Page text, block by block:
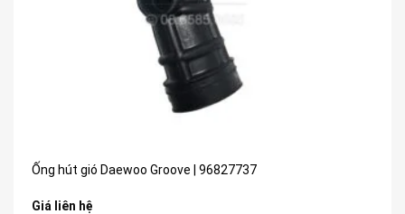
Ống hút gió Daewoo Groove | 96827737
Giá liên hệ